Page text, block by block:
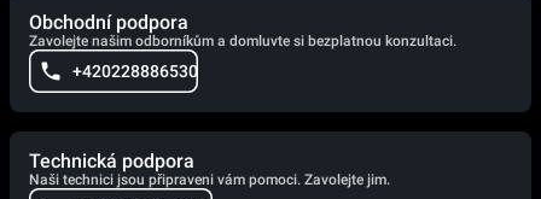
Obchodní podpora
Zavolejte našim odborníkům a domluvte si bezplatnou konzultaci.
+420228886530
Technická podpora
Naši technici jsou připraveni vám pomoci. Zavolejte jim.